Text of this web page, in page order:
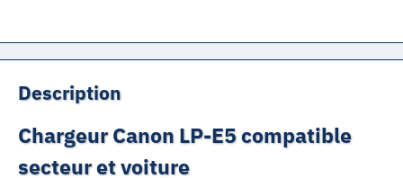
Description
Chargeur Canon LP-E5 compatible
secteur et voiture